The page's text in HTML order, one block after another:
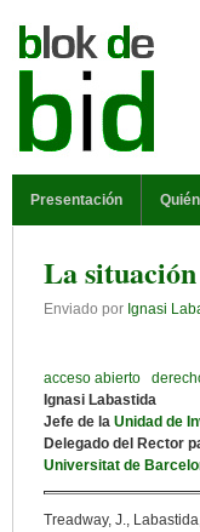
Presentación
La
Enviado por Ignasi
acceso abierto
Ignasi Labastida
Jefe de la Unidad de
Delegado del Rector
Universitat de
Treadway, J.,